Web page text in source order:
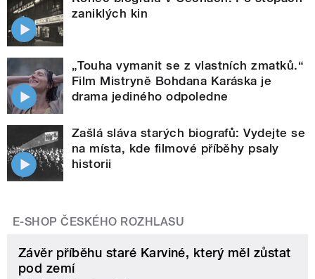
zaniklých kin
„Touha vymanit se z vlastních zmatků.“
Film Mistryně Bohdana Karáska je
drama jediného odpoledne
Zašlá sláva starých biografů: Vydejte se
na místa, kde filmové příběhy psaly
historii
E-SHOP ČESKÉHO ROZHLASU
Závěr příběhu staré Karviné, který měl zůstat
pod zemí